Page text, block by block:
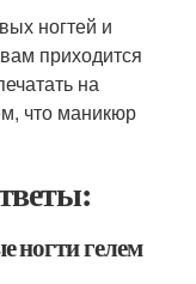
ногтей и
приходится
на
что маникюр
ногти гелем